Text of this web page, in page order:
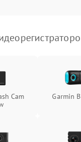
Cam
Garmin